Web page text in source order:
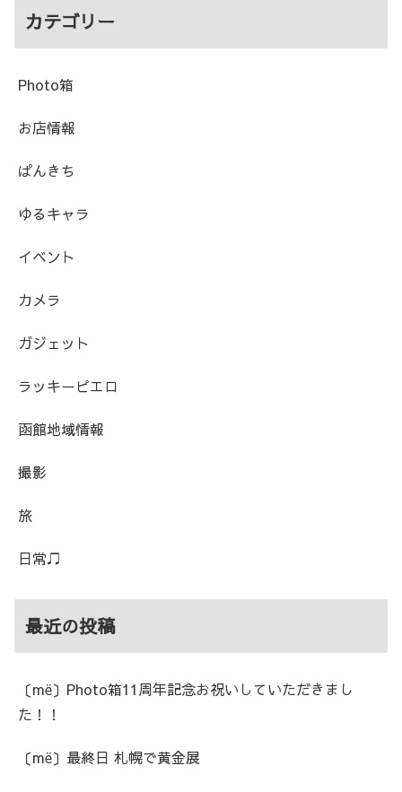
カテゴリー
Photo箱
お店情報
ぱんきち
ゆるキャラ
イベント
カメラ
ガジェット
ラッキーピエロ
函館地域情報
撮影
旅
日常♫
最近の投稿
〔më〕Photo箱11周年記念お祝いしていただきまし
た！！
〔më〕最終日 札幌で黄金展